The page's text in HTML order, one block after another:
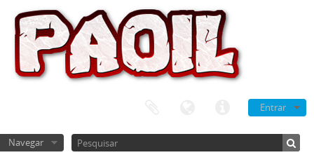
Entrar
Navegar